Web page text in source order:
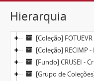
Hierarquia
[Coleção] FOTUEVR -
[Coleção] RECIMP
[Fundo] CRUSEI -
[Grupo de Coleções] SHAMEM -